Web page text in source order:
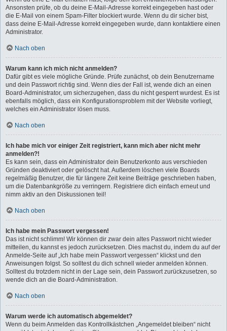
Ansonsten prüfe, ob du deine E-Mail-Adresse korrekt eingegeben hast oder
die E-Mail von einem Spam-Filter blockiert wurde. Wenn du dir sicher bist,
dass deine E-Mail-Adresse korrekt eingegeben wurde, dann kontaktiere einen
Administrator.
Nach oben
Warum kann ich mich nicht anmelden?
Dafür gibt es viele mögliche Gründe. Prüfe zunächst, ob dein Benutzername
und dein Passwort richtig sind. Wenn dies der Fall ist, wende dich an einen
Board-Administrator, um sicherzugehen, dass du nicht gesperrt wurdest. Es ist
ebenfalls möglich, dass ein Konfigurationsproblem mit der Website vorliegt,
welches ein Administrator lösen muss.
Nach oben
Ich habe mich vor einiger Zeit registriert, kann mich aber nicht mehr
anmelden?!
Es kann sein, dass ein Administrator dein Benutzerkonto aus verschieden
Gründen deaktiviert oder gelöscht hat. Außerdem löschen viele Boards
regelmäßig Benutzer, die für längere Zeit keine Beiträge geschrieben haben,
um die Datenbankgröße zu verringern. Registriere dich einfach erneut und
nimm aktiv an den Diskussionen teil!
Nach oben
Ich habe mein Passwort vergessen!
Das ist nicht schlimm! Wir können dir zwar dein altes Passwort nicht wieder
mitteilen, du kannst es jedoch zurücksetzen. Dies machst du, indem du auf der
Anmelde-Seite auf „Ich habe mein Passwort vergessen“ klickst und den
Anweisungen folgst. So solltest du dich schnell wieder anmelden können.
Solltest du trotzdem nicht in der Lage sein, dein Passwort zurückzusetzen, so
wende dich an die Board-Administration.
Nach oben
Warum werde ich automatisch abgemeldet?
Wenn du beim Anmelden das Kontrollkästchen „Angemeldet bleiben“ nicht